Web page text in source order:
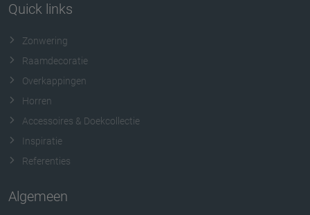
Quick links
Zonwering
Raamdecoratie
Overkappingen
Horren
Accessoires & Doekcollectie
Inspiratie
Referenties
Algemeen